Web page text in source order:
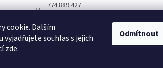
cookie. Dalším
souhlas s jejich
zde.
Odmítnout
774 889 427